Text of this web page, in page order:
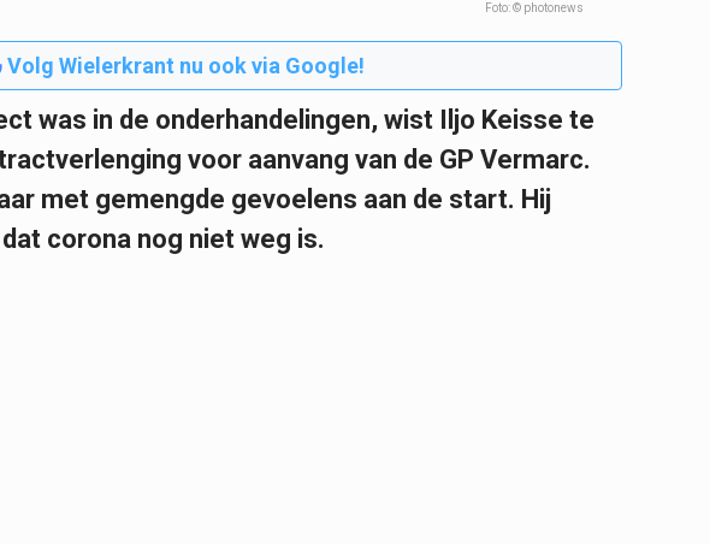
Foto: © photonews
Volg Wielerkrant nu ook via Google!
was in de onderhandelingen, wist Iljo Keisse te
voor aanvang van de GP Vermarc.
met gemengde gevoelens aan de start. Hij
corona nog niet weg is.